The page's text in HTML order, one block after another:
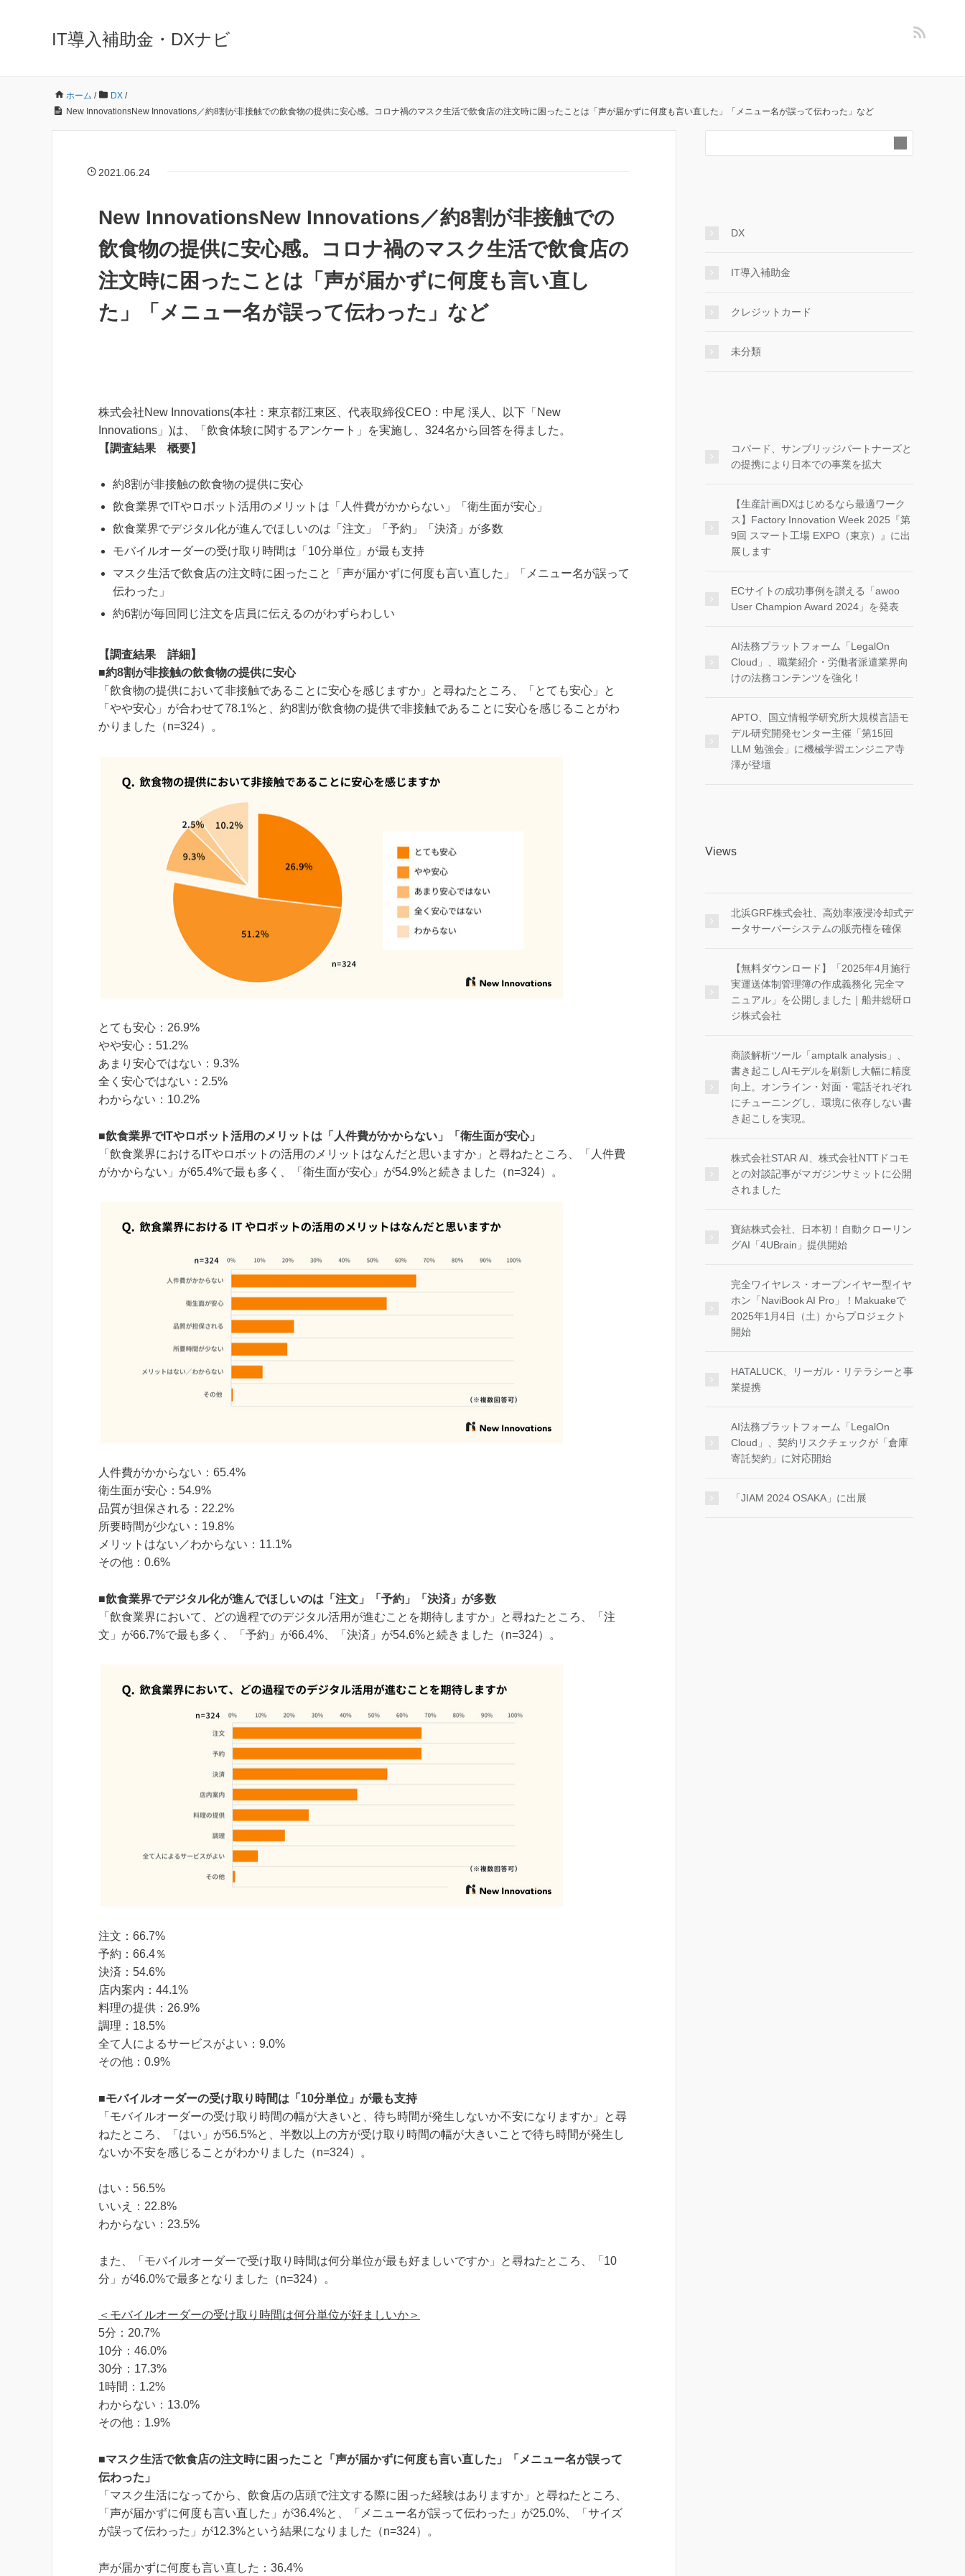
IT導入補助金・DXナビ
ホーム / DX /
New InnovationsNew Innovations／約8割が非接触での飲食物の提供に安心感。コロナ禍のマスク生活で飲食店の注文時に困ったことは「声が届かずに何度も言い直した」「メニュー名が誤って伝わった」など
2021.06.24
New InnovationsNew Innovations／約8割が非接触での
飲食物の提供に安心感。コロナ禍のマスク生活で飲食店の
注文時に困ったことは「声が届かずに何度も言い直し
た」「メニュー名が誤って伝わった」など
株式会社New Innovations(本社：東京都江東区、代表取締役CEO：中尾 渓人、以下「New
Innovations」)は、「飲食体験に関するアンケート」を実施し、324名から回答を得ました。
【調査結果 概要】
約8割が非接触の飲食物の提供に安心
飲食業界でITやロボット活用のメリットは「人件費がかからない」「衛生面が安心」
飲食業界でデジタル化が進んでほしいのは「注文」「予約」「決済」が多数
モバイルオーダーの受け取り時間は「10分単位」が最も支持
マスク生活で飲食店の注文時に困ったこと「声が届かずに何度も言い直した」「メニュー名が誤って
伝わった」
約6割が毎回同じ注文を店員に伝えるのがわずらわしい
【調査結果 詳細】
■約8割が非接触の飲食物の提供に安心
「飲食物の提供において非接触であることに安心を感じますか」と尋ねたところ、「とても安心」と
「やや安心」が合わせて78.1%と、約8割が飲食物の提供で非接触であることに安心を感じることがわ
かりました（n=324）。
とても安心：26.9%
やや安心：51.2%
あまり安心ではない：9.3%
全く安心ではない：2.5%
わからない：10.2%
■飲食業界でITやロボット活用のメリットは「人件費がかからない」「衛生面が安心」
「飲食業界におけるITやロボットの活用のメリットはなんだと思いますか」と尋ねたところ、「人件費
がかからない」が65.4%で最も多く、「衛生面が安心」が54.9%と続きました（n=324）。
人件費がかからない：65.4%
衛生面が安心：54.9%
品質が担保される：22.2%
所要時間が少ない：19.8%
メリットはない／わからない：11.1%
その他：0.6%
■飲食業界でデジタル化が進んでほしいのは「注文」「予約」「決済」が多数
「飲食業界において、どの過程でのデジタル活用が進むことを期待しますか」と尋ねたところ、「注
文」が66.7%で最も多く、「予約」が66.4%、「決済」が54.6%と続きました（n=324）。
注文：66.7%
予約：66.4％
決済：54.6%
店内案内：44.1%
料理の提供：26.9%
調理：18.5%
全て人によるサービスがよい：9.0%
その他：0.9%
■モバイルオーダーの受け取り時間は「10分単位」が最も支持
「モバイルオーダーの受け取り時間の幅が大きいと、待ち時間が発生しないか不安になりますか」と尋
ねたところ、「はい」が56.5%と、半数以上の方が受け取り時間の幅が大きいことで待ち時間が発生し
ないか不安を感じることがわかりました（n=324）。
はい：56.5%
いいえ：22.8%
わからない：23.5%
また、「モバイルオーダーで受け取り時間は何分単位が最も好ましいですか」と尋ねたところ、「10
分」が46.0%で最多となりました（n=324）。
＜モバイルオーダーの受け取り時間は何分単位が好ましいか＞
5分：20.7%
10分：46.0%
30分：17.3%
1時間：1.2%
わからない：13.0%
その他：1.9%
■マスク生活で飲食店の注文時に困ったこと「声が届かずに何度も言い直した」「メニュー名が誤って
伝わった」
「マスク生活になってから、飲食店の店頭で注文する際に困った経験はありますか」と尋ねたところ、
「声が届かずに何度も言い直した」が36.4%と、「メニュー名が誤って伝わった」が25.0%、「サイズ
が誤って伝わった」が12.3%という結果になりました（n=324）。
声が届かずに何度も言い直した：36.4%
DX
IT導入補助金
クレジットカード
未分類
コパード、サンブリッジパートナーズと
の提携により日本での事業を拡大
【生産計画DXはじめるなら最適ワーク
ス】Factory Innovation Week 2025『第
9回 スマート工場 EXPO（東京）』に出
展します
ECサイトの成功事例を讃える「awoo
User Champion Award 2024」を発表
AI法務プラットフォーム「LegalOn
Cloud」、職業紹介・労働者派遣業界向
けの法務コンテンツを強化！
APTO、国立情報学研究所大規模言語モ
デル研究開発センター主催「第15回
LLM 勉強会」に機械学習エンジニア寺
澤が登壇
Views
北浜GRF株式会社、高効率液浸冷却式デ
ータサーバーシステムの販売権を確保
【無料ダウンロード】「2025年4月施行
実運送体制管理簿の作成義務化 完全マ
ニュアル」を公開しました｜船井総研ロ
ジ株式会社
商談解析ツール「amptalk analysis」、
書き起こしAIモデルを刷新し大幅に精度
向上。オンライン・対面・電話それぞれ
にチューニングし、環境に依存しない書
き起こしを実現。
株式会社STAR AI、株式会社NTTドコモ
との対談記事がマガジンサミットに公開
されました
寶結株式会社、日本初！自動クローリン
グAI「4UBrain」提供開始
完全ワイヤレス・オープンイヤー型イヤ
ホン「NaviBook AI Pro」！Makuakeで
2025年1月4日（土）からプロジェクト
開始
HATALUCK、リーガル・リテラシーと事
業提携
AI法務プラットフォーム「LegalOn
Cloud」、契約リスクチェックが「倉庫
寄託契約」に対応開始
「JIAM 2024 OSAKA」に出展